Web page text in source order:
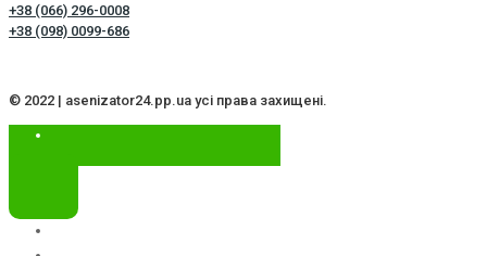
+38 (066) 296-0008
+38 (098) 0099-686
© 2022 | asenizator24.pp.ua усі права захищені.